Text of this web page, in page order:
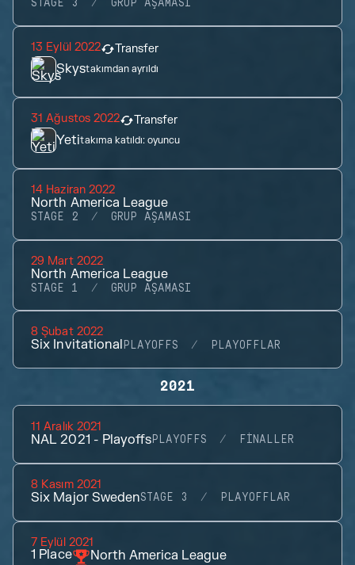
STAGE 3 GRUP AŞAMASI
13 Eylül 2022 Transfer
Skystakımdan ayrıldı
31 Ağustos 2022 Transfer
Yetitakıma katıldı: oyuncu
14 Haziran 2022
North America League
STAGE 2 GRUP AŞAMASI
29 Mart 2022
North America League
STAGE 1 GRUP AŞAMASI
8 Şubat 2022
Six Invitational PLAYOFFS PLAYOFFLAR
2021
11 Aralık 2021
NAL 2021 - PlayoffsPLAYOFFS FINALLER
8 Kasım 2021
Six Major SwedenSTAGE 3 PLAYOFFLAR
7 Eylül 2021
1 Place North America League